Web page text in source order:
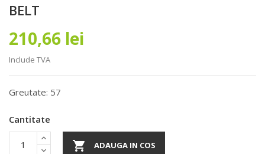
BELT
210,66 lei
Include TVA
Greutate: 57
Cantitate
 ADAUGA IN COS